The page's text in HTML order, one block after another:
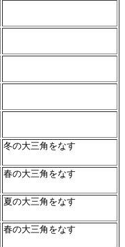
冬の大三角をなす
春の大三角をなす
夏の大三角をなす
春の大三角をなす